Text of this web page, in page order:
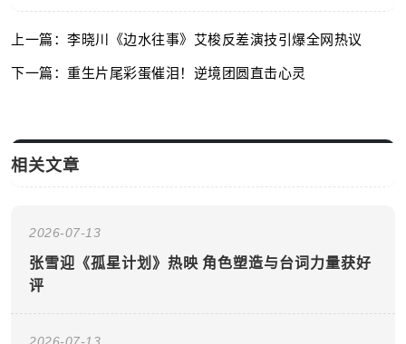
上一篇：李晓川《边水往事》艾梭反差演技引爆全网热议
下一篇：重生片尾彩蛋催泪！逆境团圆直击心灵
相关文章
2026-07-13
张雪迎《孤星计划》热映 角色塑造与台词力量获好
评